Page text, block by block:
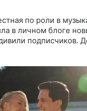
по роли в
в личном блоге
подписчиков.